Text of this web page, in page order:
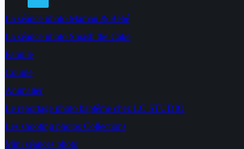
La séance photo Maman & Bébé
La séance photo Smash the Cake
Famille
Couple
Animalier
Le reportage photo baptême chez LC STUDIO
Les shooting photos Collections
Mini séances photo